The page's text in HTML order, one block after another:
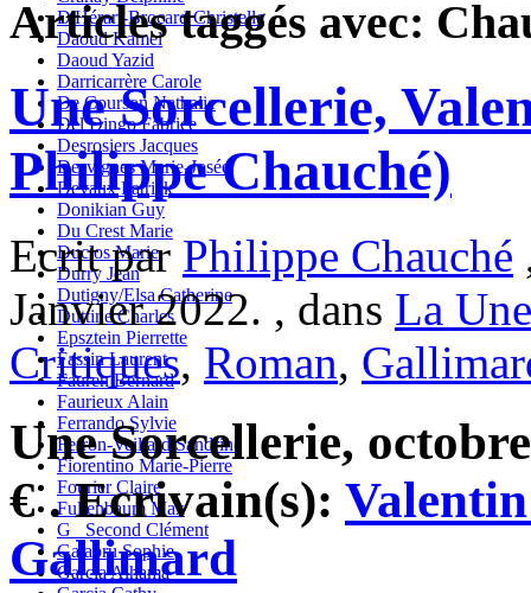
D'Hérart-Brocard Christelle
Daoud Kamel
Daoud Yazid
Darricarrère Carole
De Courson Nathalie
Del Dingo Fabrice
Desrosiers Jacques
Desvignes Marie-Josée
Devaux Patrick
Donikian Guy
Du Crest Marie
Duclos Marie
Durry Jean
Dutigny/Elsa Catherine
Duttine Charles
Epsztein Pierrette
Fassin Laurent
Fauren Bernard
Faurieux Alain
Ferrando Sylvie
Ferron-Veillard Sandrine
Fiorentino Marie-Pierre
Fourier Claire
Fullenbaum Max
G_ Second Clément
Galabru Sophie
Garcia Alhama
Articles taggés avec:
Une Sorcellerie,
Philippe Chauché)
Ecrit par Philippe Chauché
Janvier 2022. , dans La
Critiques, Roman,
Une Sorcellerie,
€ . Ecrivain(s):
Gallimard